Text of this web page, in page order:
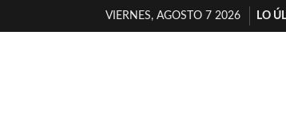
VIERNES, AGOSTO 7 2026
LO